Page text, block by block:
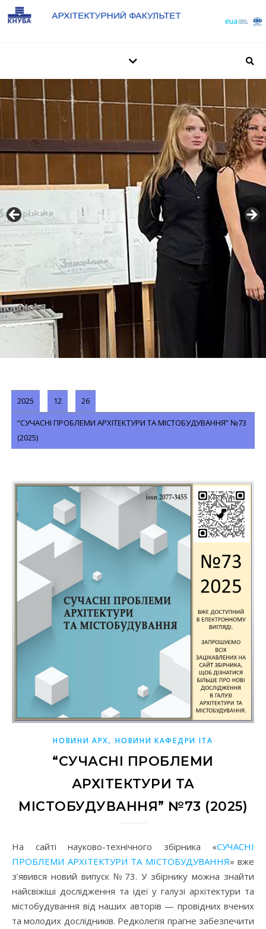
2025 12 26
“СУЧАСНІ ПРОБЛЕМИ АРХІТЕКТУРИ ТА МІСТОБУДУВАННЯ” №73
(2025)
НОВИНИ АРХ,НОВИНИ КАФЕДРИ ІТА
“СУЧАСНІ ПРОБЛЕМИ
АРХІТЕКТУРИ ТА
МІСТОБУДУВАННЯ” №73 (2025)
На сайті науково-технічного збірника «СУЧАСНІ
ПРОБЛЕМИ АРХІТЕКТУРИ ТА МІСТОБУДУВАННЯ» вже
з’явився новий випуск №73. У збірнику можна знайти
найсвіжіші дослідження та ідеї у галузі архітектури та
містобудування від наших авторів — провідних вчених
та молодих дослідників. Редколегія прагне забезпечити